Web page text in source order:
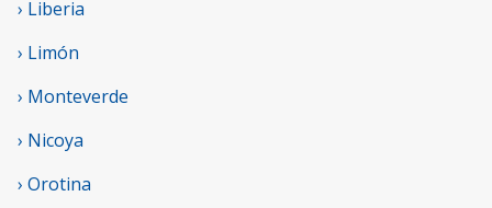
› Liberia
› Limón
› Monteverde
› Nicoya
› Orotina